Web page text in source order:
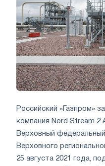
Российский «Газпром»
компания Nord Stream 2
Верховный
Верховного
25 августа 2021 года,